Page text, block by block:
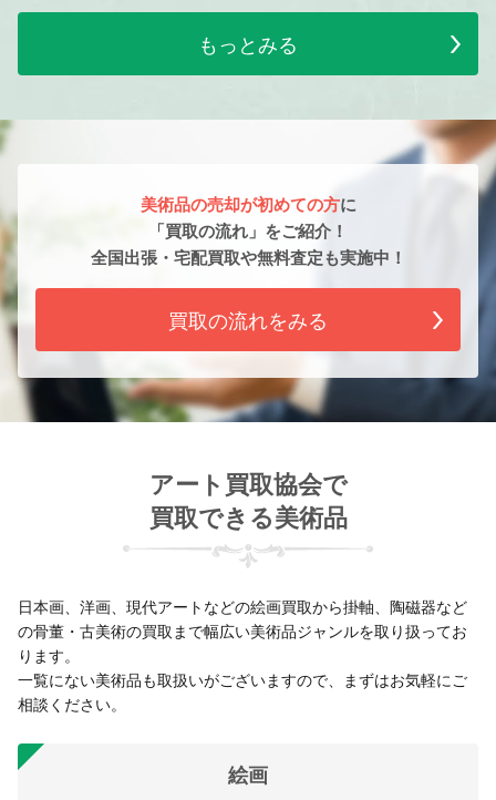
もっとみる
美術品の売却が初めての方に
「買取の流れ」をご紹介！
全国出張・宅配買取や無料査定も実施中！
買取の流れをみる
アート買取協会で
買取できる美術品
日本画、洋画、現代アートなどの絵画買取から掛軸、陶磁器など
の骨董・古美術の買取まで幅広い美術品ジャンルを取り扱ってお
ります。
一覧にない美術品も取扱いがございますので、まずはお気軽にご
相談ください。
絵画